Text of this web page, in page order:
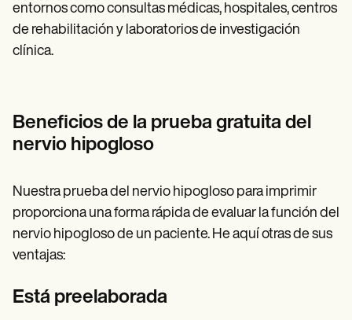
entornos como consultas médicas, hospitales, centros
de rehabilitación y laboratorios de investigación
clínica.
Beneficios de la prueba gratuita del
nervio hipogloso
Nuestra prueba del nervio hipogloso para imprimir
proporciona una forma rápida de evaluar la función del
nervio hipogloso de un paciente. He aquí otras de sus
ventajas:
Está preelaborada